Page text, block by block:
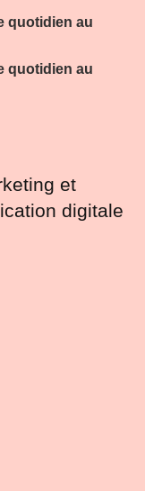
quotidien au
quotidien au
et
digitale